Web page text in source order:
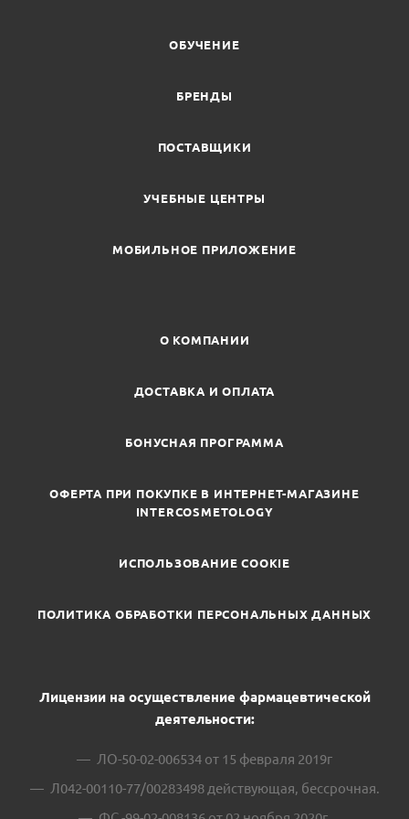
ОБУЧЕНИЕ
БРЕНДЫ
ПОСТАВЩИКИ
УЧЕБНЫЕ ЦЕНТРЫ
МОБИЛЬНОЕ ПРИЛОЖЕНИЕ
О КОМПАНИИ
ДОСТАВКА И ОПЛАТА
БОНУСНАЯ ПРОГРАММА
ОФЕРТА ПРИ ПОКУПКЕ В ИНТЕРНЕТ-МАГАЗИНЕ
INTERCOSMETOLOGY
ИСПОЛЬЗОВАНИЕ COOKIE
ПОЛИТИКА ОБРАБОТКИ ПЕРСОНАЛЬНЫХ ДАННЫХ
Лицензии на осуществление фармацевтической
деятельности:
ЛО-50-02-006534 от 15 февраля 2019г
Л042-00110-77/00283498 действующая, бессрочная.